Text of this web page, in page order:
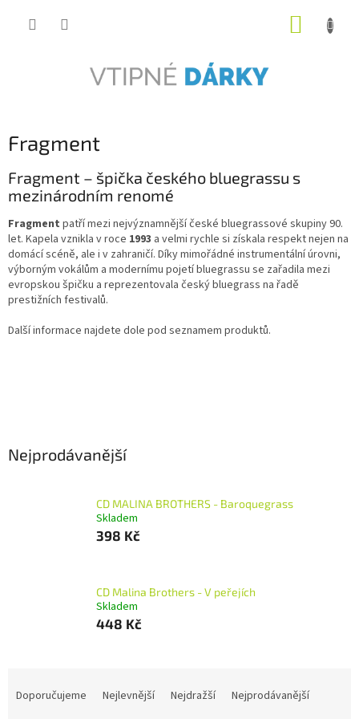
Fragment
Fragment – špička českého bluegrassu s
mezinárodním renomé
Fragment patří mezi nejvýznamnější české bluegrassové skupiny 90.
let. Kapela vznikla v roce 1993 a velmi rychle si získala respekt nejen na
domácí scéně, ale i v zahraničí. Díky mimořádné instrumentální úrovni,
výborným vokálům a modernímu pojetí bluegrassu se zařadila mezi
evropskou špičku a reprezentovala český bluegrass na řadě
prestižních festivalů.
Další informace najdete dole pod seznamem produktů.
Nejprodávanější
CD MALINA BROTHERS - Baroquegrass
Skladem
398 Kč
CD Malina Brothers - V peřejích
Skladem
448 Kč
Doporučujeme Nejlevnější Nejdražší
Nejprodávanější